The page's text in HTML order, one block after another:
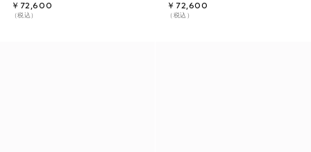
￥72,600
（税込）
￥72,600
（税込）